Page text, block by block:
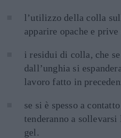
l’utilizzo della colla
apparire opache e
i residui di colla, che
dall’unghia si
lavoro fatto in
se si è spesso a
tenderanno a
gel.